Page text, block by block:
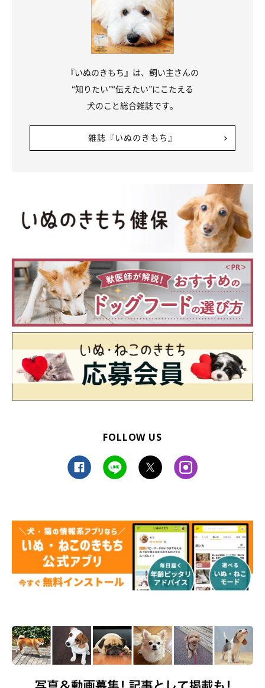
『いぬのきもち』は、飼い主さんの
“知りたい”“伝えたい”にこたえる
犬のこと総合雑誌です。
雑誌『いぬのきもち』
FOLLOW US